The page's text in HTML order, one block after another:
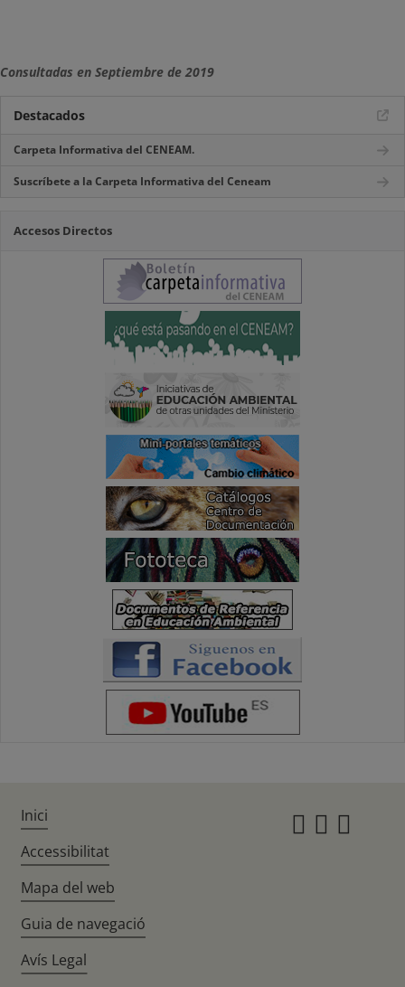
Consultadas en Septiembre de 2019
Destacados
Carpeta Informativa del CENEAM.
Suscríbete a la Carpeta Informativa del Ceneam
Accesos Directos
Inici
Accessibilitat
Mapa del web
Guia de navegació
Avís Legal